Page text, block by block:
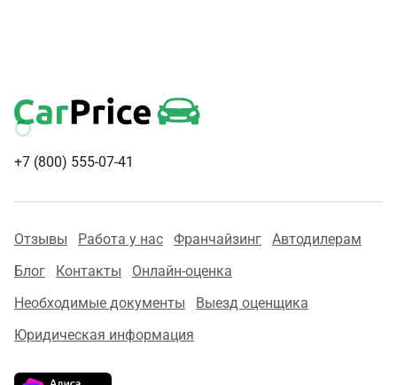
+7 (800) 555-07-41
Отзывы Работа у нас Франчайзинг
Автодилерам
Блог
Контакты
Онлайн-оценка
Необходимые документы
Выезд оценщика
Юридическая информация